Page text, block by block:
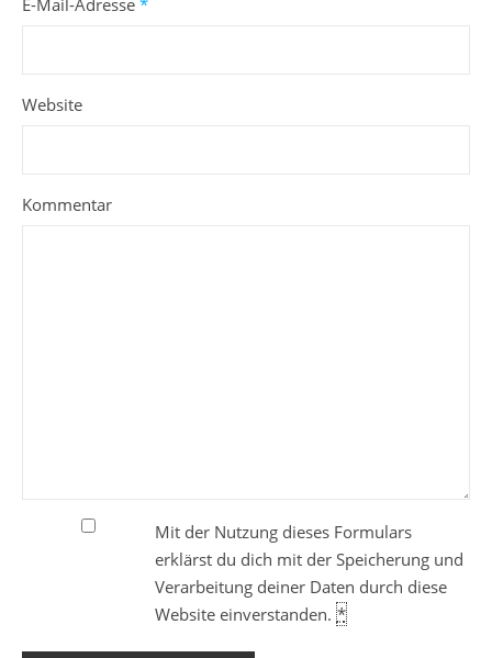
E-Mail-Adresse *
Website
Kommentar
Mit der Nutzung dieses Formulars
erklärst du dich mit der Speicherung und
Verarbeitung deiner Daten durch diese
Website einverstanden. *